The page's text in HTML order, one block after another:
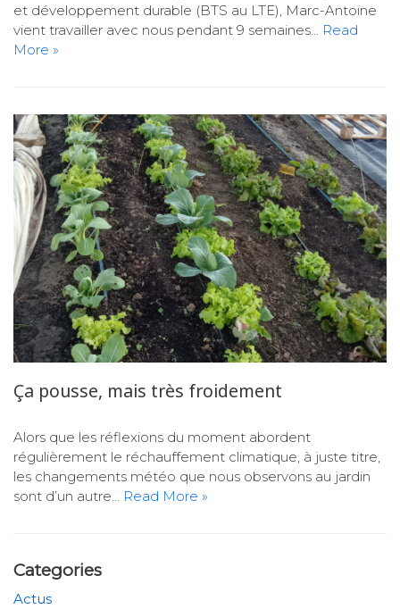
et développement durable (BTS au LTE), Marc-Antoine
vient travailler avec nous pendant 9 semaines…
Read
More »
Ça pousse, mais très froidement
Alors que les réflexions du moment abordent
régulièrement le réchauffement climatique, à juste titre,
les changements météo que nous observons au jardin
sont d’un autre… Read More »
Categories
Actus